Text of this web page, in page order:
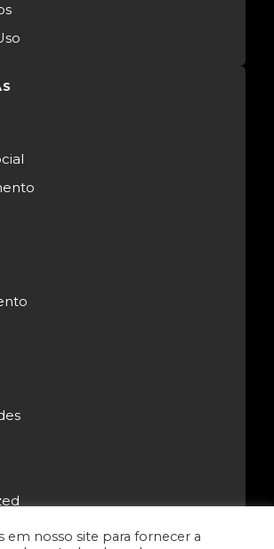
em nosso site para fornecer a